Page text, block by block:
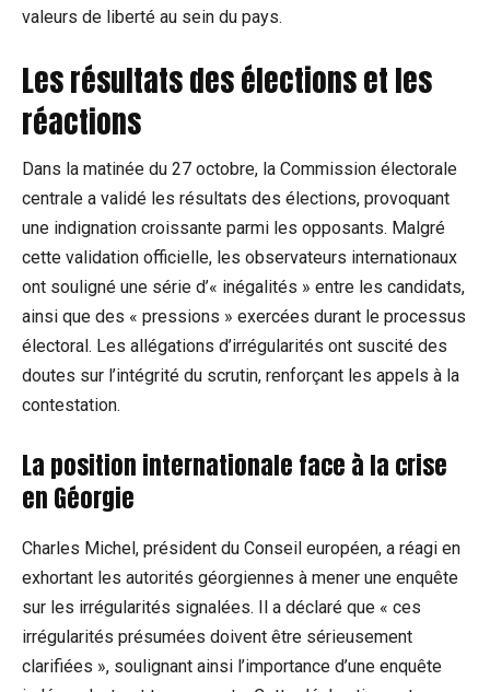
valeurs de liberté au sein du pays.
Les résultats des élections et les
réactions
Dans la matinée du 27 octobre, la Commission électorale
centrale a validé les résultats des élections, provoquant
une indignation croissante parmi les opposants. Malgré
cette validation officielle, les observateurs internationaux
ont souligné une série d’« inégalités » entre les candidats,
ainsi que des « pressions » exercées durant le processus
électoral. Les allégations d’irrégularités ont suscité des
doutes sur l’intégrité du scrutin, renforçant les appels à la
contestation.
La position internationale face à la crise
en Géorgie
Charles Michel, président du Conseil européen, a réagi en
exhortant les autorités géorgiennes à mener une enquête
sur les irrégularités signalées. Il a déclaré que « ces
irrégularités présumées doivent être sérieusement
clarifiées », soulignant ainsi l’importance d’une enquête